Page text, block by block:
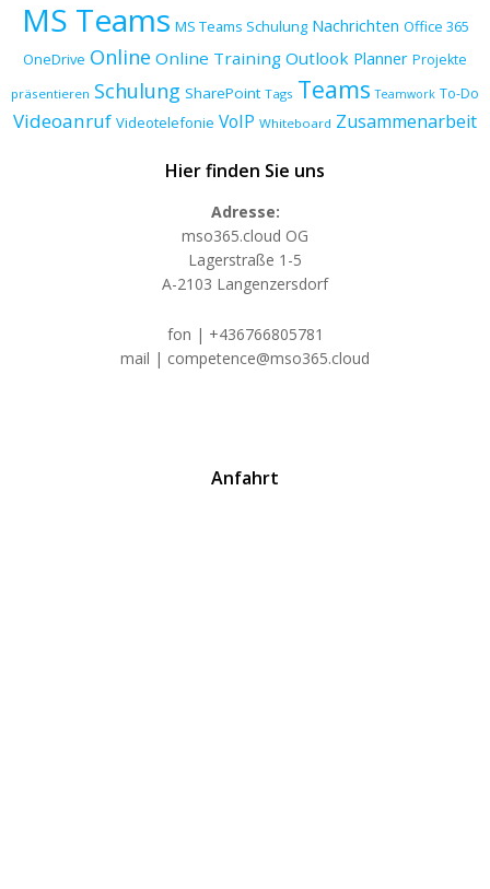
MS Teams MS Teams Schulung Nachrichten Office 365
OneDrive Online Online Training Outlook Planner Projekte
präsentieren Schulung SharePoint Tags Teams Teamwork To-Do
Videoanruf Videotelefonie VoIP Whiteboard Zusammenarbeit
Hier finden Sie uns
Adresse:
mso365.cloud OG
Lagerstraße 1-5
A-2103 Langenzersdorf
fon | +436766805781
mail | competence@mso365.cloud
Anfahrt